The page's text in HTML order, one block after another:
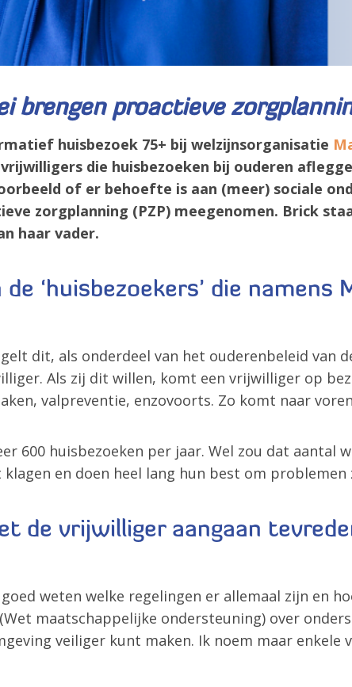
brengen proactieve
huisbezoek 75+ bij welzijnsorganisatie
die huisbezoeken bij ouderen
of er behoefte is aan (meer) sociale
zorgplanning (PZP) meegenomen. Brick
haar vader.
‘huisbezoekers’ die namens
dit, als onderdeel van het ouderenbeleid van
Als zij dit willen, komt een vrijwilliger op
valpreventie, enzovoorts. Zo komt naar
600 huisbezoeken per jaar. Wel zou dat aantal
klagen en doen heel lang hun best om problemen
de vrijwilliger aangaan
weten welke regelingen er allemaal zijn en
maatschappelijke ondersteuning) over
veiliger kunt maken. Ik noem maar enkele